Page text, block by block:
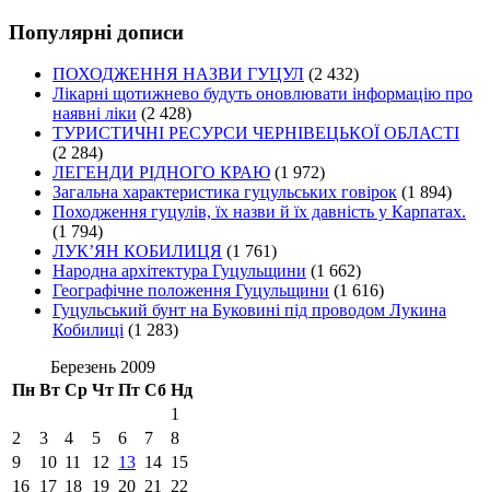
Популярні дописи
ПОХОДЖЕННЯ НАЗВИ ГУЦУЛ (2 432)
Лікарні щотижнево будуть оновлювати інформацію про
наявні ліки (2 428)
ТУРИСТИЧНІ РЕСУРСИ ЧЕРНІВЕЦЬКОЇ ОБЛАСТІ
(2 284)
ЛЕГЕНДИ РІДНОГО КРАЮ (1 972)
Загальна характеристика гуцульських говірок (1 894)
Походження гуцулів, їх назви й їх давність у Карпатах.
(1 794)
ЛУК’ЯН КОБИЛИЦЯ (1 761)
Народна архітектура Гуцульщини (1 662)
Географічне положення Гуцульщини (1 616)
Гуцульський бунт на Буковині під проводом Лукина
Кобилиці (1 283)
Березень 2009
Пн Вт Ср Чт Пт Сб Нд
1
2
3 4 5 6 7
8
9
10 11 12 13 14 15
16 17 18 19 20 21 22